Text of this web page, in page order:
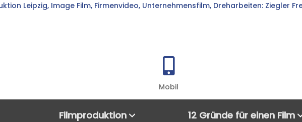
Leipzig, Image Film, Firmenvideo, Unternehmensfilm, Dreharbeiten: Ziegler

Mobil
Filmproduktion 12 Gründe für einen Film